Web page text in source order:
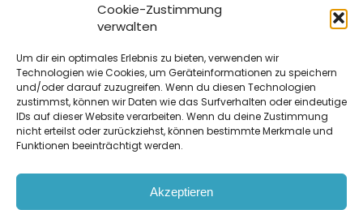
Cookie-Zustimmung
verwalten
Um dir ein optimales Erlebnis zu bieten, verwenden wir
Technologien wie Cookies, um Geräteinformationen zu speichern
und/oder darauf zuzugreifen. Wenn du diesen Technologien
zustimmst, können wir Daten wie das Surfverhalten oder eindeutige
IDs auf dieser Website verarbeiten. Wenn du deine Zustimmung
nicht erteilst oder zurückziehst, können bestimmte Merkmale und
Funktionen beeinträchtigt werden.
Akzeptieren
ist ein Service von
Krenn Real GmbH
Tischlerstraße 12
4050Traun| Österreich
Kontakt